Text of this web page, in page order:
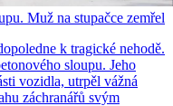
Muž na stupačce zemřel
k tragické nehodě.
sloupu. Jeho
vozidla, utrpěl vážná
záchranářů svým